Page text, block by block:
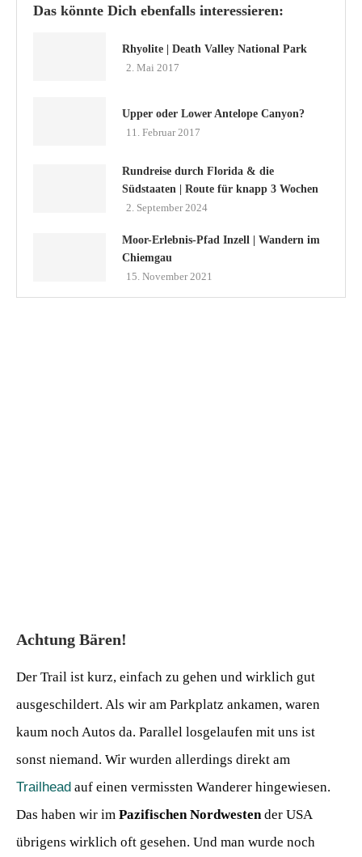
Das könnte Dich ebenfalls interessieren:
Rhyolite | Death Valley National Park
2. Mai 2017
Upper oder Lower Antelope Canyon?
11. Februar 2017
Rundreise durch Florida & die
Südstaaten | Route für knapp 3 Wochen
2. September 2024
Moor-Erlebnis-Pfad Inzell | Wandern im
Chiemgau
15. November 2021
Achtung Bären!
Der Trail ist kurz, einfach zu gehen und wirklich gut
ausgeschildert. Als wir am Parkplatz ankamen, waren
kaum noch Autos da. Parallel losgelaufen mit uns ist
sonst niemand. Wir wurden allerdings direkt am
Trailhead auf einen vermissten Wanderer hingewiesen.
Das haben wir im Pazifischen Nordwestender USA
übrigens wirklich oft gesehen. Und man wurde noch